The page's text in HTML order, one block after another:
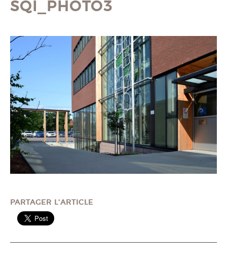
SQI_PHOTO3
PARTAGER L'ARTICLE